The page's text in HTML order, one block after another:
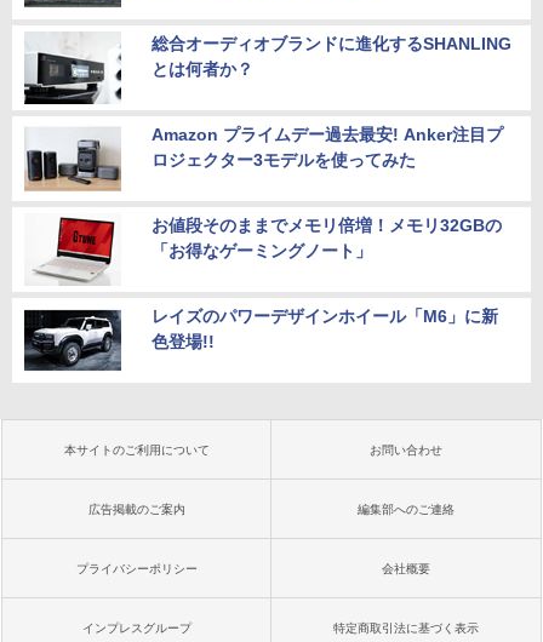
総合オーディオブランドに進化するSHANLING
とは何者か？
Amazon プライムデー過去最安! Anker注目プ
ロジェクター3モデルを使ってみた
お値段そのままでメモリ倍増！メモリ32GBの
「お得なゲーミングノート」
レイズのパワーデザインホイール「M6」に新
色登場!!
本サイトのご利用について お問い合わせ
広告掲載のご案内 編集部へのご連絡
プライバシーポリシー 会社概要
インプレスグループ 特定商取引法に基づく表示